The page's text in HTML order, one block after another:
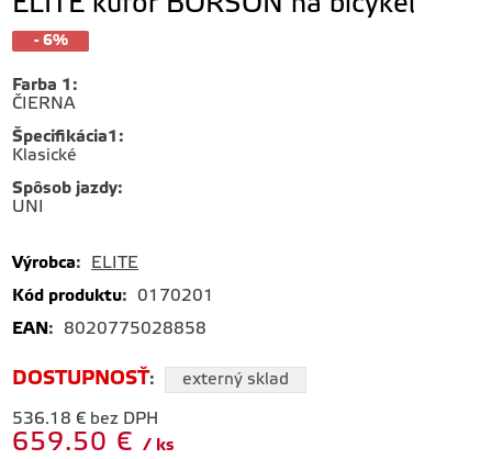
- 6%
Farba 1 :
ČIERNA
Špecifikácia1 :
Klasické
Spôsob jazdy:
UNI
Výrobca: ELITE
Kód produktu: 0170201
EAN : 8020775028858
DOSTUPNOSŤ: externý sklad
536.18 € bez DPH
659.50 €
ks